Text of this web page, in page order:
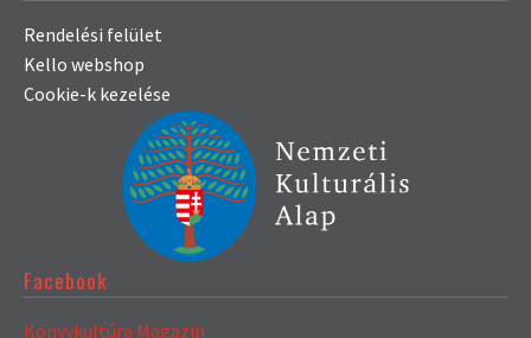
Rendelési felület
Kello webshop
Cookie-k kezelése
Facebook
Könyvkultúra Magazin